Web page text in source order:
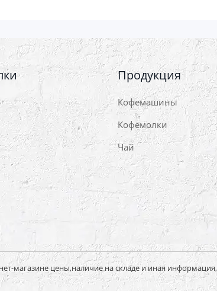
Продукция
Кофемашины
Кофемолки
Чай
магазине цены,наличие на складе и иная